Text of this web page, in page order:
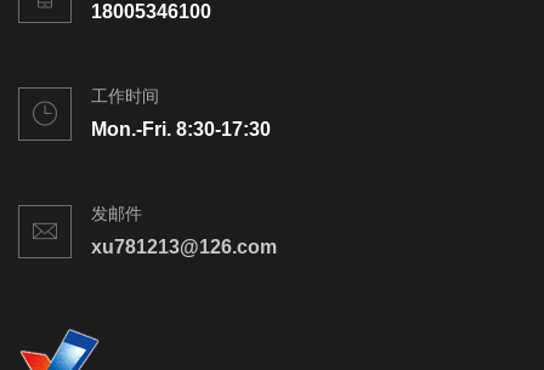
18005346100
工作时间
Mon.-Fri. 8:30-17:30
发邮件
xu781213@126.com